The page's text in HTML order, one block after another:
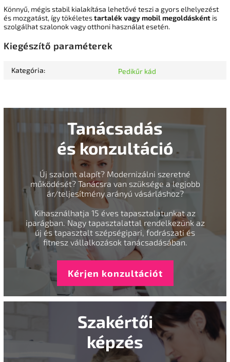
Könnyű, mégis stabil kialakítása lehetővé teszi a gyors elhelyezést
és mozgatást, így tökéletestartalék vagy mobil megoldásként is
szolgálhat szalonok vagy otthoni használat esetén.
Kiegészítő paraméterek
Kategória: Pedikűr kád
Tanácsadás
és konzultáció
Új szalont alapít? Modernizálni szeretné
működését? Tanácsra van szüksége a legjobb
ár/teljesítmény arányú vásárláshoz?
Kihasználhatja 15 éves tapasztalatunkat az
iparágban. Nagy tapasztalattal rendelkezünk az
új és tapasztalt szépségipari, fodrászati és
fitnesz vállalkozások tanácsadásában.
Kérjen konzultációt
Szakértői
képzés